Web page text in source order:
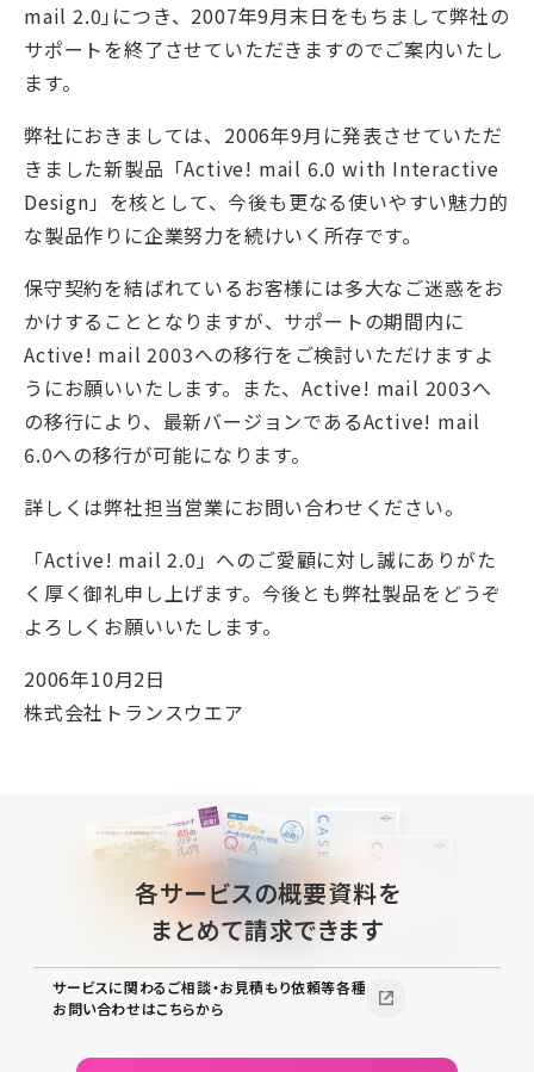
mail 2.0｣につき、2007年9月末日をもちまして弊社の
サポートを終了させていただきますのでご案内いたし
ます。
弊社におきましては、2006年9月に発表させていただ
きました新製品「Active! mail 6.0 with Interactive
Design」を核として、今後も更なる使いやすい魅力的
な製品作りに企業努力を続けいく所存です。
保守契約を結ばれているお客様には多大なご迷惑をお
かけすることとなりますが、サポートの期間内に
Active! mail 2003への移行をご検討いただけますよ
うにお願いいたします。また、Active! mail 2003へ
の移行により、最新バージョンであるActive! mail
6.0への移行が可能になります。
詳しくは弊社担当営業にお問い合わせください。
「Active! mail 2.0」へのご愛顧に対し誠にありがた
く厚く御礼申し上げます。今後とも弊社製品をどうぞ
よろしくお願いいたします。
2006年10月2日
株式会社トランスウエア
各サービスの概要資料を
まとめて請求できます
サービスに関わるご相談・お見積もり依頼等各種
お問い合わせはこちらから